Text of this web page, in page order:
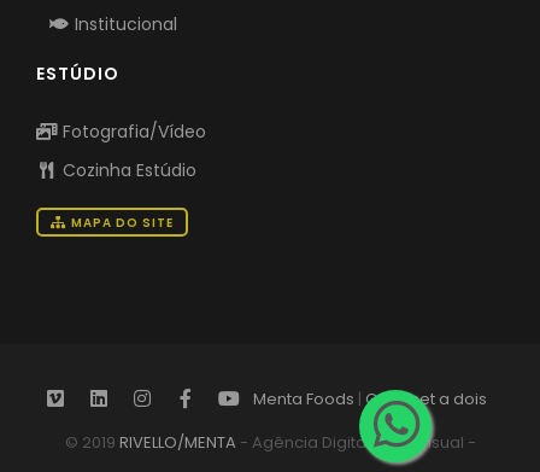
Institucional
ESTÚDIO
Fotografia/Vídeo
Cozinha Estúdio
MAPA DO SITE
Menta Foods | Gourmet a dois
© 2019 RIVELLO/MENTA - Agência Digital Audiovisual -